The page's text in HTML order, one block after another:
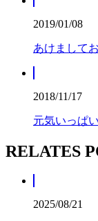
2019/01/08
あけまして
2018/11/17
元気いっぱ
RELATES
2025/08/21